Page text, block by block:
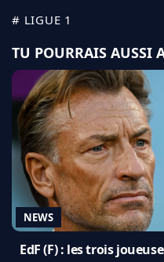
# LIGUE 1
TU POURRAIS AUSSI
NEWS
EdF (F) : les trois